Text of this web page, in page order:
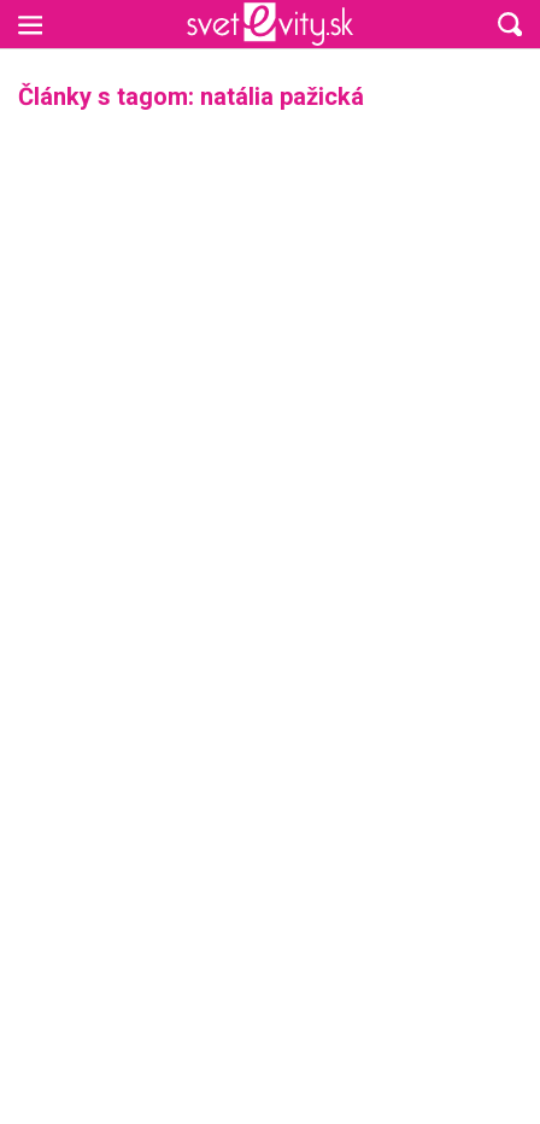
Články s tagom: natália pažická